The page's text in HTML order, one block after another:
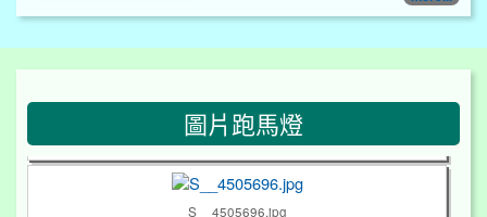
圖片跑馬燈
S__4505694.jpg
S__4505696.jpg